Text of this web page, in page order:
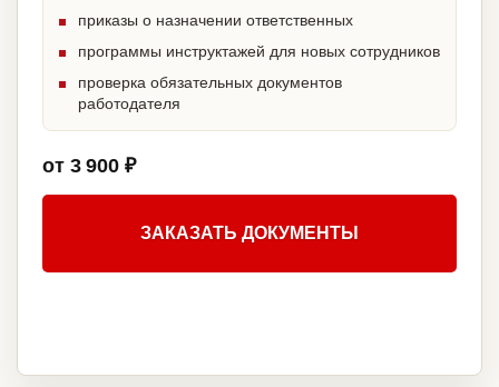
приказы о назначении ответственных
программы инструктажей для новых сотрудников
проверка обязательных документов
работодателя
от 3 900 ₽
ЗАКАЗАТЬ ДОКУМЕНТЫ